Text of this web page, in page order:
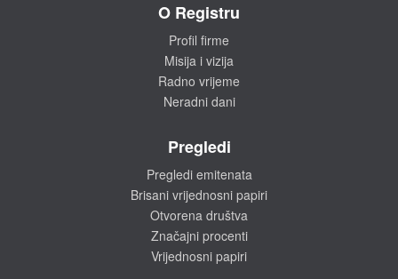
O Registru
Profil firme
Misija i vizija
Radno vrijeme
Neradni dani
Pregledi
Pregledi emitenata
Brisani vrijednosni papiri
Otvorena društva
Značajni procenti
Vrijednosni papiri